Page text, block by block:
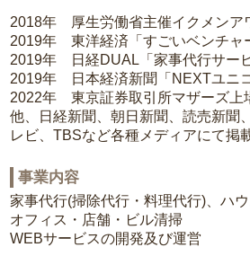
2018年 厚生労働省主催イクメンア
2019年 東洋経済「すごいベンチャ
2019年 日経DUAL「家事代行サー
2019年 日本経済新聞「NEXTユニ
2022年 東京証券取引所マザーズ上
他、日経新聞、朝日新聞、読売新聞
レビ、TBSなど各種メディアにて掲
事業内容
家事代行(掃除代行・料理代行)、ハ
オフィス・店舗・ビル清掃
WEBサービスの開発及び運営